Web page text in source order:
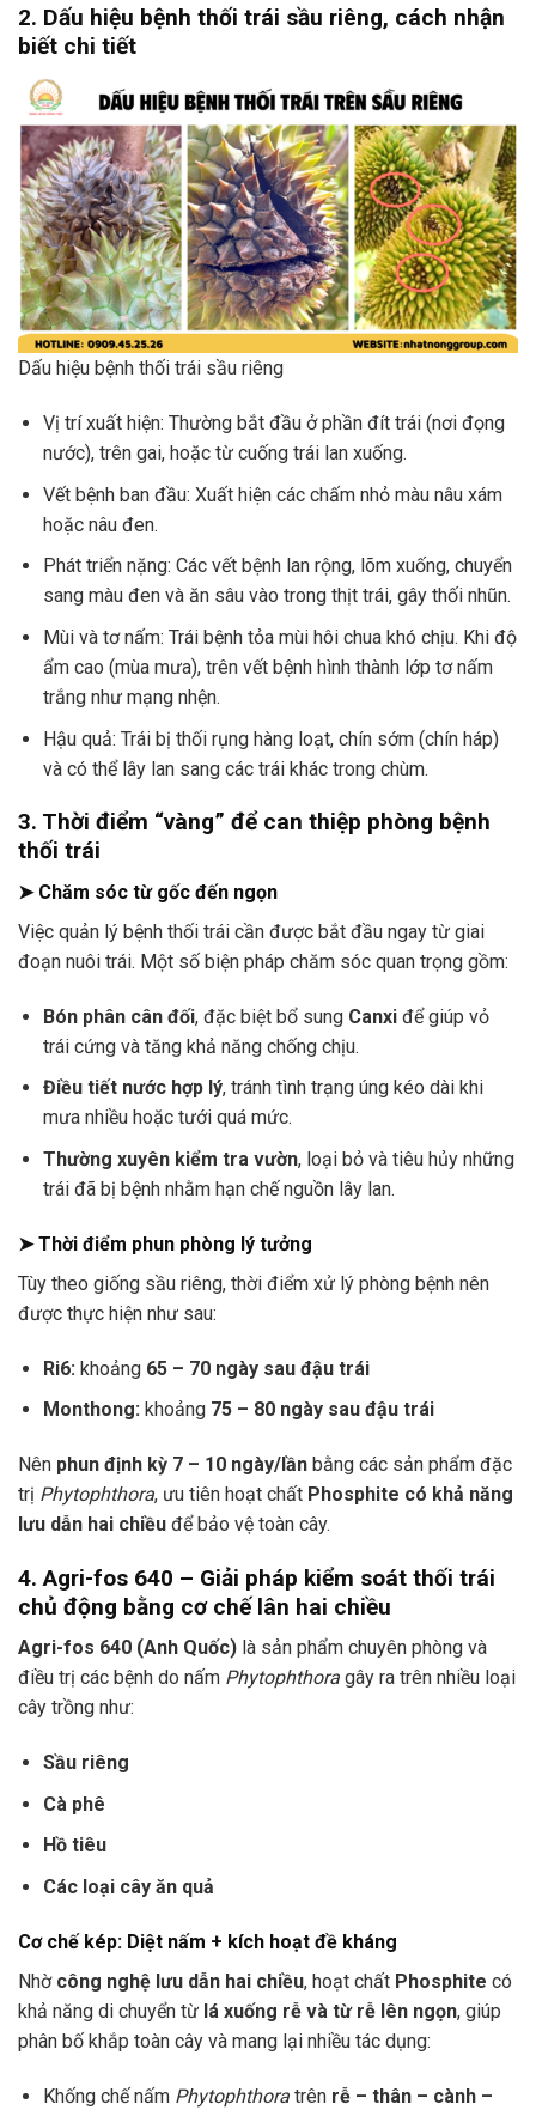
2. Dấu hiệu bệnh thối trái sầu riêng, cách nhận
biết chi tiết
Dấu hiệu bệnh thối trái sầu riêng
Vị trí xuất hiện: Thường bắt đầu ở phần đít trái (nơi đọng
nước), trên gai, hoặc từ cuống trái lan xuống.
Vết bệnh ban đầu: Xuất hiện các chấm nhỏ màu nâu xám
hoặc nâu đen.
Phát triển nặng: Các vết bệnh lan rộng, lõm xuống, chuyển
sang màu đen và ăn sâu vào trong thịt trái, gây thối nhũn.
Mùi và tơ nấm: Trái bệnh tỏa mùi hôi chua khó chịu. Khi độ
ẩm cao (mùa mưa), trên vết bệnh hình thành lớp tơ nấm
trắng như mạng nhện.
Hậu quả: Trái bị thối rụng hàng loạt, chín sớm (chín háp)
và có thể lây lan sang các trái khác trong chùm.
3. Thời điểm “vàng” để can thiệp phòng bệnh
thối trái
➤ Chăm sóc từ gốc đến ngọn
Việc quản lý bệnh thối trái cần được bắt đầu ngay từ giai
đoạn nuôi trái. Một số biện pháp chăm sóc quan trọng gồm:
Bón phân cân đối, đặc biệt bổ sung Canxiđể giúp vỏ
trái cứng và tăng khả năng chống chịu.
Điều tiết nước hợp lý, tránh tình trạng úng kéo dài khi
mưa nhiều hoặc tưới quá mức.
Thường xuyên kiểm tra vườn, loại bỏ và tiêu hủy những
trái đã bị bệnh nhằm hạn chế nguồn lây lan.
➤ Thời điểm phun phòng lý tưởng
Tùy theo giống sầu riêng, thời điểm xử lý phòng bệnh nên
được thực hiện như sau:
Ri6: khoảng 65 – 70 ngày sau đậu trái
Monthong:khoảng 75 – 80 ngày sau đậu trái
Nên phun định kỳ 7 – 10 ngày/lần bằng các sản phẩm đặc
trị Phytophthora, ưu tiên hoạt chất Phosphite có khả năng
lưu dẫn hai chiều để bảo vệ toàn cây.
4. Agri-fos 640 – Giải pháp kiểm soát thối trái
chủ động bằng cơ chế lân hai chiều
Agri-fos 640 (Anh Quốc) là sản phẩm chuyên phòng và
điều trị các bệnh do nấm Phytophthora gây ra trên nhiều loại
cây trồng như:
Sầu riêng
Cà phê
Hồ tiêu
Các loại cây ăn quả
Cơ chế kép: Diệt nấm + kích hoạt đề kháng
Nhờ công nghệ lưu dẫn hai chiều, hoạt chất Phosphite có
khả năng di chuyển từ lá xuống rễ và từ rễ lên ngọn, giúp
phân bố khắp toàn cây và mang lại nhiều tác dụng:
Khống chế nấm Phytophthoratrên rễ – thân – cành –